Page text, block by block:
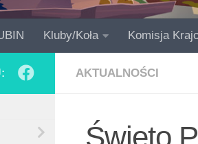
Kluby/Koła Komisja
AKTUALNOŚCI
„Święto